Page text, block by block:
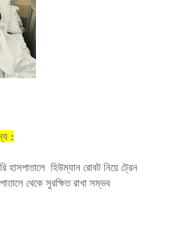
:
হাসপাতালে হিউম্যান রোবট নিয়ে ট্রেন
থেকে সুরক্ষিত রাখা সম্ভব